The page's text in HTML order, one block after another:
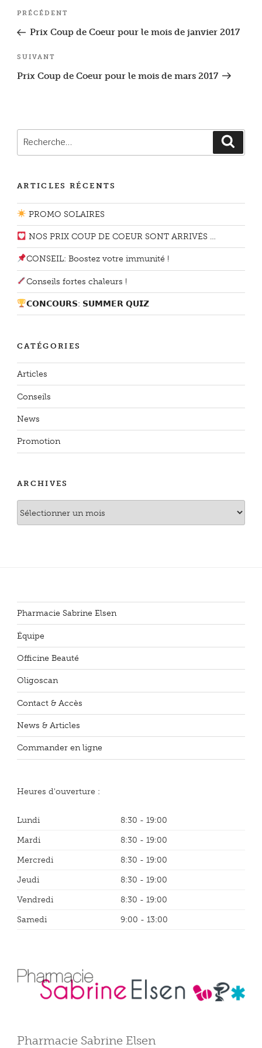
Navigation
Article
précédent
PRÉCÉDENT
Prix Coup de Coeur pour le mois de janvier 2017
Article
suivant
SUIVANT
Prix Coup de Coeur pour le mois de mars 2017
ARTICLES RÉCENTS
PROMO SOLAIRES
NOS PRIX COUP DE COEUR SONT ARRIVÉS …
CONSEIL: Boostez votre immunité !
Conseils fortes chaleurs !
𝗖𝗢𝗡𝗖𝗢𝗨𝗥𝗦: 𝗦𝗨𝗠𝗠𝗘𝗥 𝗤𝗨𝗜𝗭
CATÉGORIES
Articles
Conseils
News
Promotion
ARCHIVES
Pharmacie Sabrine Elsen
Équipe
Officine Beauté
Oligoscan
Contact & Accès
News & Articles
Commander en ligne
Heures d'ouverture :
Lundi
8:30 - 19:00
Mardi
8:30 - 19:00
Mercredi
8:30 - 19:00
Jeudi
8:30 - 19:00
Vendredi
8:30 - 19:00
Samedi
9:00 - 13:00
Pharmacie Sabrine Elsen